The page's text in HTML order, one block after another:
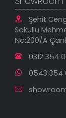
Şehit
Sokullu
No:200/A
0312 354
0543 354